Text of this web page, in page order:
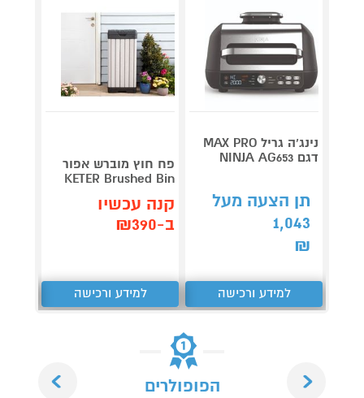
נינג’ה גריל MAX PRO
דגם NINJA AG653
תן הצעה מעל
1,043
₪
למידע ורכישה
פח חוץ מוברש אפור
KETER Brushed Bin
קנה עכשיו
ב-₪390
למידע ורכישה
הפופולרים